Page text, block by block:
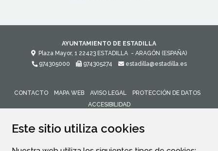
Este sitio utiliza cookies
AYUNTAMIENTO DE ESTADILLA
Plaza Mayor, 1 22423 ESTADILLA - ARAGÓN (ESPAÑA)
974305000
974305274 estadilla@estadilla.es
CONTACTO MAPA WEB AVISO LEGAL
PROTECCIÓN DE DATOS
ACCESIBILIDAD